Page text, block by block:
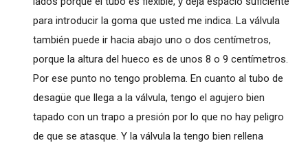
para introducir la goma que usted me indica. La válvula
también puede ir hacia abajo uno o dos centímetros,
porque la altura del hueco es de unos 8 o 9 centímetros.
Por ese punto no tengo problema. En cuanto al tubo de
desagüe que llega a la válvula, tengo el agujero bien
tapado con un trapo a presión por lo que no hay peligro
de que se atasque. Y la válvula la tengo bien rellena